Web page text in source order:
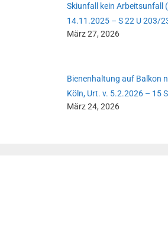
Skiunfall kein Arbeitsunfall
14.11.2025 – S 22 U 203/
März 27, 2026
Bienenhaltung auf Balkon
Köln, Urt. v. 5.2.2026 – 15
März 24, 2026